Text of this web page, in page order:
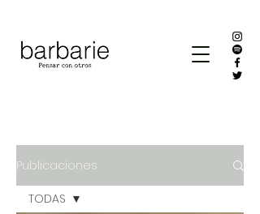
Publicaciones
TODAS